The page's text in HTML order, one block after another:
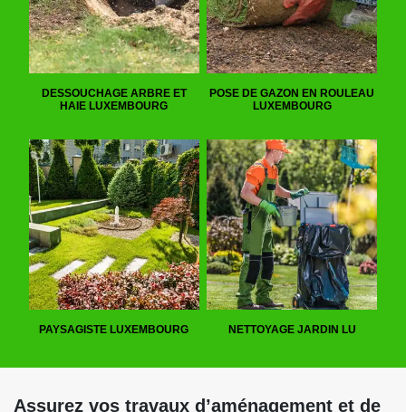
DESSOUCHAGE ARBRE ET
HAIE LUXEMBOURG
POSE DE GAZON EN ROULEAU
LUXEMBOURG
PAYSAGISTE LUXEMBOURG NETTOYAGE JARDIN LU
Assurez vos travaux d’aménagement et de